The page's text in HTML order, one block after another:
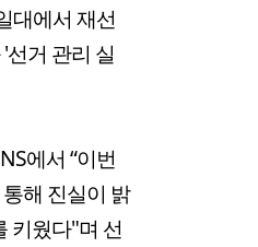
대에서 재선
거 관리 실
에서 “이번
해 진실이 밝
키웠다"며 선